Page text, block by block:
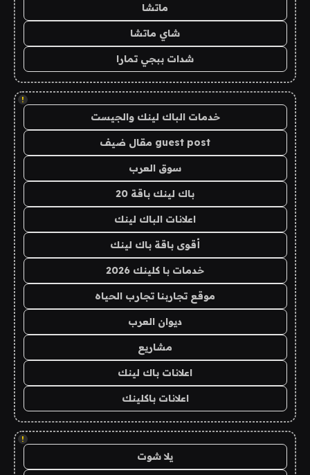
ماتشا
شاي ماتشا
شدات ببجي تمارا
!
خدمات الباك لينك والجيست
guest post مقال ضيف
سوق العرب
باك لينك باقة 20
اعلانات الباك لينك
أقوى باقة باك لينك
خدمات با كلينك 2026
موقع تجاربنا تجارب الحياه
ديوان العرب
مشاريع
اعلانات باك لينك
اعلانات باكلينك
!
يلا شوت